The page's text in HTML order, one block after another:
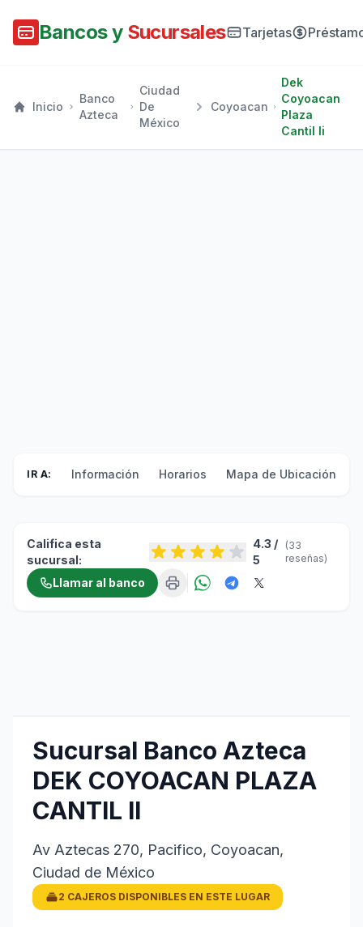
Bancos y Sucursales Tarjetas
Inicio
Banco
Azteca
Ciudad
De
México
Coyoacan
Dek
Coyoacan
Plaza
Cantil Ii
IR A: Información Horarios Mapa de Ubicación
Califica esta
sucursal:
4.3 /
5
(33
reseñas)
Llamar al banco
Sucursal Banco Azteca
DEK COYOACAN PLAZA
CANTIL II
Av Aztecas 270, Pacifico, Coyoacan,
Ciudad de México
2 CAJEROS DISPONIBLES EN ESTE LUGAR